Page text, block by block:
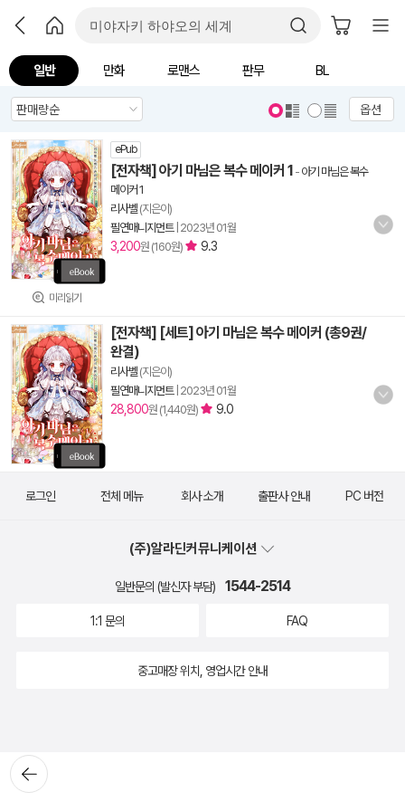
일반 만화 로맨스 판무 BL
옵션
미리읽기
ePub
[전자책] 아기 마님은 복수 메이커 1 - 아기 마님은 복수
메이커 1
리사벨 (지은이)
필연매니지먼트| 2023년 01월
3,200원 (160원) 9.3
[전자책] [세트] 아기 마님은 복수 메이커 (총9권/
완결)
리사벨 (지은이)
필연매니지먼트| 2023년 01월
28,800원 (1,440원) 9.0
뒤로가
기
로그인 전체 메뉴 회사 소개 출판사 안내 PC 버전
(주)알라딘커뮤니케이션
일반문의 (발신자 부담) 1544-2514
1:1 문의 FAQ
중고매장 위치, 영업시간 안내